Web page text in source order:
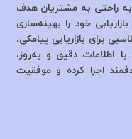
به راحتی به مشتریان هدف
خود را بهینه‌سازی
برای بازاریابی پیامکی،
اطلاعات دقیق و به‌روز،
اجرا کرده و موفقیت